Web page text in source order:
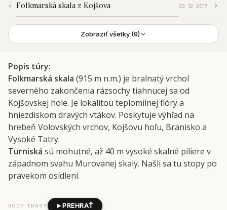
Popis túry
Folkmarská skala (915 m n.m.) je bralnatý vrchol
severného zakončenia rázsochy tiahnucej sa od
Kojšovskej hole. Je lokalitou teplomilnej flóry a
hniezdiskom dravých vtákov. Poskytuje výhľad na
hrebeň Volovských vrchov, Kojšovu hoľu, Branisko a
Vysoké Tatry.
Turniská sú mohutné, až 40 m vysoké skalné piliere v
západnom svahu Murovanej skaly. Našli sa tu stopy po
pravekom osídlení.
BODY TRASY PREHRAŤ
Folkmarská skala z Kojšova 23. 12. 2017
Zobraziť všetky (9)